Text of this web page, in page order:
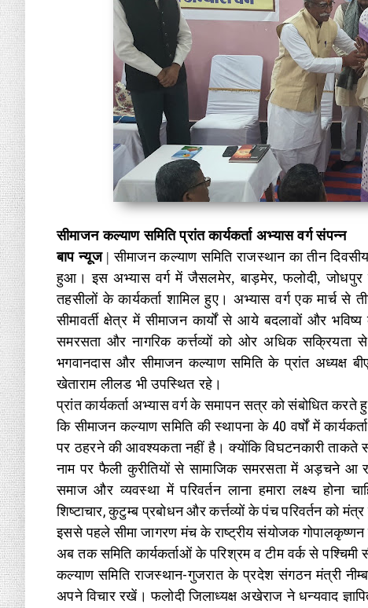
सीमाजन कल्याण समिति प्रांत कार्यकर्ता अभ्यास वर्ग संपन्न
बाप न्यूज|सीमाजन कल्याण समिति राजस्थान का तीन
हुआ। इस अभ्यास वर्ग में जैसलमेर, बाड़मेर, फलोदी, जोधपुर
तहसीलों के कार्यकर्ता शामिल हुए। अभ्यास वर्ग एक मार्च से
सीमावर्ती क्षेत्र में सीमाजन कार्यों से आये बदलावों और
समरसता और नागरिक कर्त्तव्यों को ओर अधिक सक्रियता
भगवानदास और सीमाजन कल्याण समिति के प्रांत अध्यक्ष
खेताराम लीलड भी उपस्थित रहे।
प्रांत कार्यकर्ता अभ्यास वर्ग के समापन सत्र को संबोधित करते
कि सीमाजन कल्याण समिति की स्थापना के 40 वर्षों में
पर ठहरने की आवश्यकता नहीं है। क्योंकि विघटनकारी
नाम पर फैली कुरीतियों से सामाजिक समरसता में अड़चने आ
समाज और व्यवस्था में परिवर्तन लाना हमारा लक्ष्य होना
शिष्टाचार, कुटुम्ब प्रबोधन और कर्त्तव्यों के पंच परिवर्तन को
इससे पहले सीमा जागरण मंच के राष्ट्रीय संयोजक गोपालकृष्णन
अब तक समिति कार्यकर्ताओं के परिश्रम व टीम वर्क से
कल्याण समिति राजस्थान-गुजरात के प्रदेश संगठन मंत्री
अपने विचार रखें। फलोदी जिलाध्यक्ष अखेराज ने धन्यवाद